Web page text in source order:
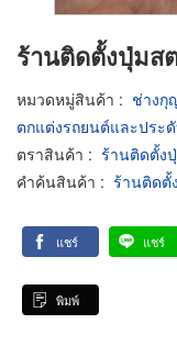
ร้านติดตั้งปุ่มส
หมวดหมู่สินค้า : ช่างกุ
ตกแต่งรถยนต์และประ
ตราสินค้า : ร้านติดตั้ง
คำค้นสินค้า : ร้านติดตั้
แชร์ แชร์
พิมพ์